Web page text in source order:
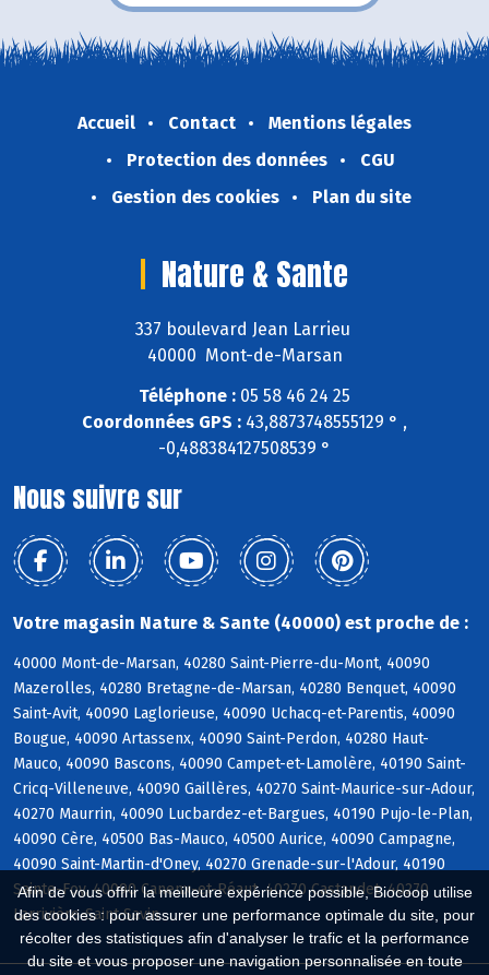
Afin de vous offrir la meilleure expérience possible, Biocoop utilise
des cookies : pour assurer une performance optimale du site, pour
récolter des statistiques afin d'analyser le trafic et la performance
du site et vous proposer une navigation personnalisée en toute
Accueil Contact
Mentions légales
Protection des données
CGU
Gestion des cookies
Plan du site
Nature & Sante
337 boulevard Jean Larrieu
40000 Mont-de-Marsan
Téléphone : 05 58 46 24 25
Coordonnées GPS : 43,8873748555129 ° ,
-0,488384127508539 °
Nous suivre sur
Votre magasin Nature & Sante (40000) est proche de :
40000 Mont-de-Marsan, 40280 Saint-Pierre-du-Mont, 40090
Mazerolles, 40280 Bretagne-de-Marsan, 40280 Benquet, 40090
Saint-Avit, 40090 Laglorieuse, 40090 Uchacq-et-Parentis, 40090
Bougue, 40090 Artassenx, 40090 Saint-Perdon, 40280 Haut-
Mauco, 40090 Bascons, 40090 Campet-et-Lamolère, 40190 Saint-
Cricq-Villeneuve, 40090 Gaillères, 40270 Saint-Maurice-sur-Adour,
40270 Maurrin, 40090 Lucbardez-et-Bargues, 40190 Pujo-le-Plan,
40090 Cère, 40500 Bas-Mauco, 40500 Aurice, 40090 Campagne,
40090 Saint-Martin-d'Oney, 40270 Grenade-sur-l'Adour, 40190
Sainte-Foy, 40090 Canenx-et-Réaut, 40270 Castandet, 40270
Larrivière-Saint-Savin